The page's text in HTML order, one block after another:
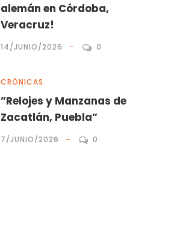
alemán en Córdoba,
Veracruz!
14/JUNIO/2026 0
CRÓNICAS
”Relojes y Manzanas de
Zacatlán, Puebla”
7/JUNIO/2026 0